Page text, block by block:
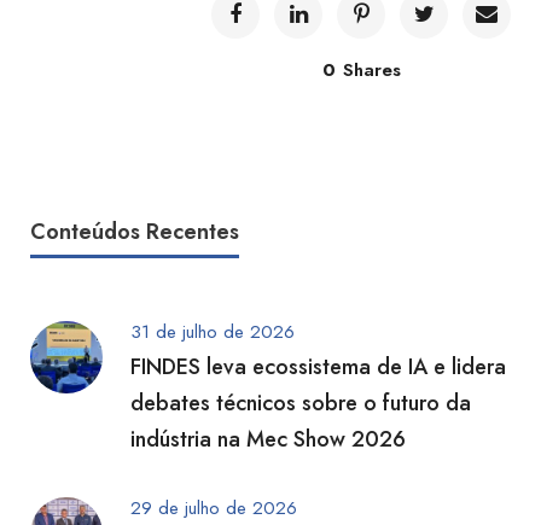
0 Shares
Conteúdos Recentes
31 de julho de 2026
FINDES leva ecossistema de IA e lidera
debates técnicos sobre o futuro da
indústria na Mec Show 2026
29 de julho de 2026